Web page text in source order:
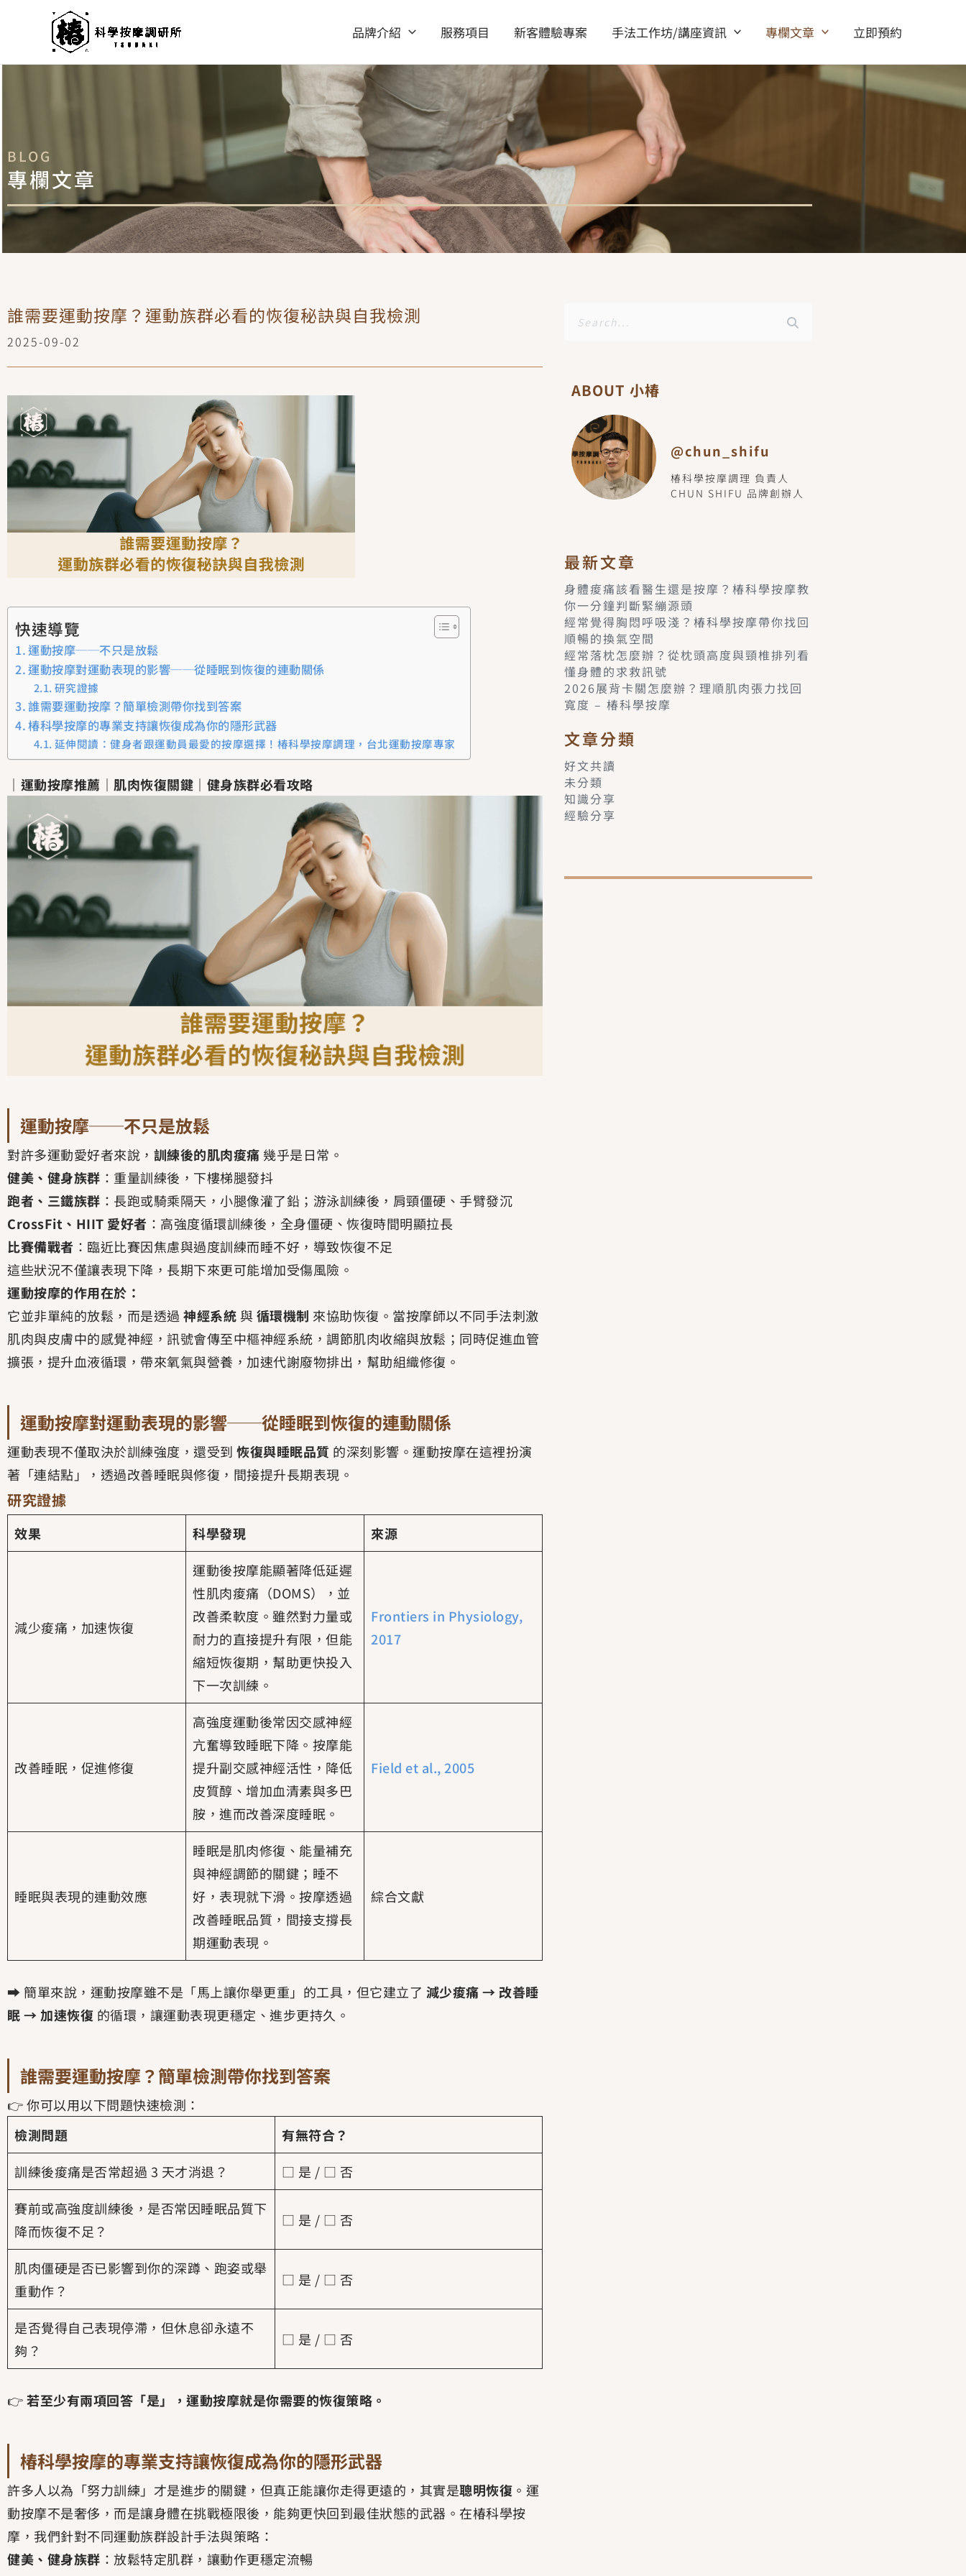
品牌介紹 服務項目 新客體驗專案 手法工作坊/講座資訊 專欄文章 立即預約
BLOG
專欄文章
誰需要運動按摩？運動族群必看的恢復秘訣與自我檢測
2025-09-02
快速導覽
運動按摩──不只是放鬆
運動按摩對運動表現的影響──從睡眠到恢復的連動關係
研究證據
誰需要運動按摩？簡單檢測帶你找到答案
椿科學按摩的專業支持讓恢復成為你的隱形武器
延伸閱讀：健身者跟運動員最愛的按摩選擇！椿科學按摩調理，台北運動按摩專家
｜運動按摩推薦｜肌肉恢復關鍵｜健身族群必看攻略
運動按摩──不只是放鬆
對許多運動愛好者來說， 訓練後的肌肉痠痛 幾乎是日常。
健美、健身族群 ：重量訓練後，下樓梯腿發抖
跑者、三鐵族群 ：長跑或騎乘隔天，小腿像灌了鉛；游泳訓練後，肩頸僵硬、手臂發沉
CrossFit、HIIT 愛好者 ：高強度循環訓練後，全身僵硬、恢復時間明顯拉長
比賽備戰者 ：臨近比賽因焦慮與過度訓練而睡不好，導致恢復不足
這些狀況不僅讓表現下降，長期下來更可能增加受傷風險。
運動按摩的作用在於：
它並非單純的放鬆，而是透過 神經系統與循環機制 來協助恢復。當按摩師以不同手法刺激
肌肉與皮膚中的感覺神經，訊號會傳至中樞神經系統，調節肌肉收縮與放鬆；同時促進血管
擴張，提升血液循環，帶來氧氣與營養，加速代謝廢物排出，幫助組織修復。
運動按摩對運動表現的影響──從睡眠到恢復的連動關係
運動表現不僅取決於訓練強度，還受到 恢復與睡眠品質 的深刻影響。運動按摩在這裡扮演
著「連結點」，透過改善睡眠與修復，間接提升長期表現。
研究證據
效果 科學發現 來源
減少痠痛，加速恢復
運動後按摩能顯著降低延遲
性肌肉痠痛（DOMS），並
改善柔軟度。雖然對力量或
耐力的直接提升有限，但能
縮短恢復期，幫助更快投入
下一次訓練。
Frontiers in Physiology,
2017
改善睡眠，促進修復
高強度運動後常因交感神經
亢奮導致睡眠下降。按摩能
提升副交感神經活性，降低
皮質醇、增加血清素與多巴
胺，進而改善深度睡眠。
Field et al., 2005
睡眠與表現的連動效應
睡眠是肌肉修復、能量補充
與神經調節的關鍵；睡不
好，表現就下滑。按摩透過
改善睡眠品質，間接支撐長
期運動表現。
綜合文獻
➡️ 簡單來說，運動按摩雖不是「馬上讓你舉更重」的工具，但它建立了 減少痠痛 → 改善睡
眠 → 加速恢復 的循環，讓運動表現更穩定、進步更持久。
誰需要運動按摩？簡單檢測帶你找到答案
👉 你可以用以下問題快速檢測：
檢測問題
有無符合？
訓練後痠痛是否常超過 3 天才消退？
□ 是 / □ 否
賽前或高強度訓練後，是否常因睡眠品質下
降而恢復不足？
□ 是 / □ 否
肌肉僵硬是否已影響到你的深蹲、跑姿或舉
重動作？
□ 是 / □ 否
是否覺得自己表現停滯，但休息卻永遠不
夠？
□ 是 / □ 否
👉若至少有兩項回答「是」，運動按摩就是你需要的恢復策略。
椿科學按摩的專業支持讓恢復成為你的隱形武器
許多人以為「努力訓練」才是進步的關鍵，但真正能讓你走得更遠的，其實是聰明恢復 。運
動按摩不是奢侈，而是讓身體在挑戰極限後，能夠更快回到最佳狀態的武器。在椿科學按
摩，我們針對不同運動族群設計手法與策略：
健美、健身族群 ：放鬆特定肌群，讓動作更穩定流暢
ABOUT 小椿
@chun_shifu
椿科學按摩調理 負責人
CHUN SHIFU 品牌創辦人
最新文章
身體痠痛該看醫生還是按摩？椿科學按摩教
你一分鐘判斷緊繃源頭
經常覺得胸悶呼吸淺？椿科學按摩帶你找回
順暢的換氣空間
經常落枕怎麼辦？從枕頭高度與頸椎排列看
懂身體的求救訊號
2026展背卡關怎麼辦？理順肌肉張力找回
寬度 – 椿科學按摩
文章分類
好文共讀
未分類
知識分享
經驗分享